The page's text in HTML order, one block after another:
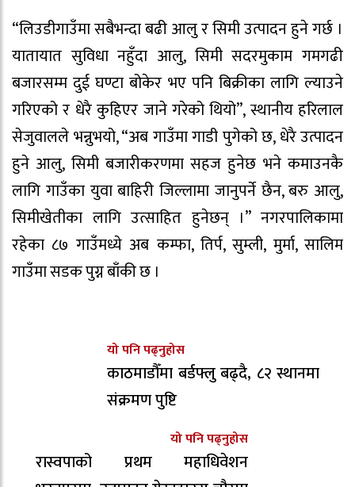
“लिउडीगाउँमा सबैभन्दा बढी आलु र सिमी उत्पादन हुने गर्छ ।
यातायात सुविधा नहुँदा आलु, सिमी सदरमुकाम गमगढी
बजारसम्म दुई घण्टा बोकेर भए पनि बिक्रीका लागि ल्याउने
गरिएको र धेरै कुहिएर जाने गरेको थियो”, स्थानीय हरिलाल
सेजुवालले भन्नुभयो, “अब गाउँमा गाडी पुगेको छ, धेरै उत्पादन
हुने आलु, सिमी बजारीकरणमा सहज हुनेछ भने कमाउनकै
लागि गाउँका युवा बाहिरी जिल्लामा जानुपर्ने छैन, बरु आलु,
सिमीखेतीका लागि उत्साहित हुनेछन् ।” नगरपालिकामा
रहेका ८७ गाउँमध्ये अब कम्फा, तिर्प, सुम्ली, मुर्मा, सालिम
गाउँमा सडक पुग्न बाँकी छ ।
यो पनि पढ्नुहोस
काठमाडौँमा बर्डफ्लु बढ्दै, ८२ स्थानमा
संक्रमण पुष्टि
यो पनि पढ्नुहोस
रास्वपाको प्रथम महाधिवेशन